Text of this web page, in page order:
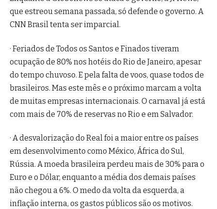
que estreou semana passada, só defende o governo. A
CNN Brasil tenta ser imparcial.
· Feriados de Todos os Santos e Finados tiveram
ocupação de 80% nos hotéis do Rio de Janeiro, apesar
do tempo chuvoso. E pela falta de voos, quase todos de
brasileiros. Mas este mês e o próximo marcam a volta
de muitas empresas internacionais. O carnaval já está
com mais de 70% de reservas no Rio e em Salvador.
· A desvalorização do Real foi a maior entre os países
em desenvolvimento como México, África do Sul,
Rússia. A moeda brasileira perdeu mais de 30% para o
Euro e o Dólar, enquanto a média dos demais países
não chegou a 6%. O medo da volta da esquerda, a
inflação interna, os gastos públicos são os motivos.